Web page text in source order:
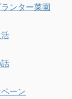
ンター菜園
ーン